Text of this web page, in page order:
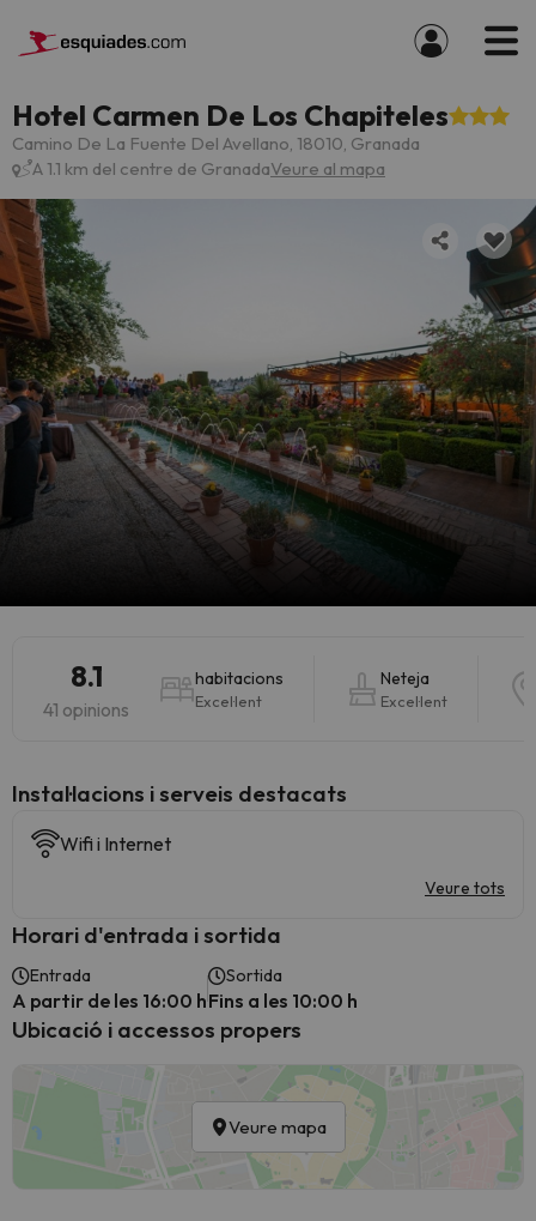
Hotel Carmen De Los Chapiteles
Camino De La Fuente Del Avellano, 18010, Granada
A 1.1 km del centre de GranadaVeure al mapa
8.1
41 opinions
habitacions
Excel·lent
Neteja
Excel·lent
Instal·lacions i serveis destacats
Wifi i Internet
Veure tots
Horari d'entrada i sortida
Entrada
A partir de les 16:00 h
Sortida
Fins a les 10:00 h
Ubicació i accessos propers
Veure mapa